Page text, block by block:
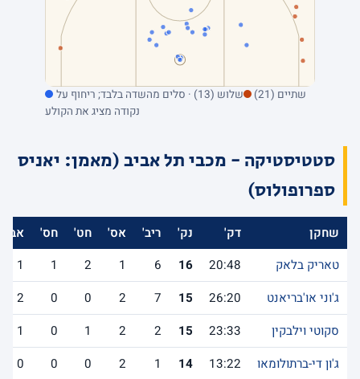
שתיים (21)
שלוש (13) · סלים מהשדה בלבד; ריחוף על
נקודה מציג את הקולע
סטטיסטיקה - מכבי תל אביב (מאמן: יאניס
ספרופולוס)
שחקן דק' נק' ריב' אס' חט' חס'
אב'
טאריק בלאק
20:48
16
6
1
2
1
1
ג'וני או'בריאנט
26:20
15
7
2
0
0
2
סקוטי וילבקין
23:33
15
2
2
1
0
1
ג'ון די-ברתולומאו
13:22
14
1
2
0
0
0